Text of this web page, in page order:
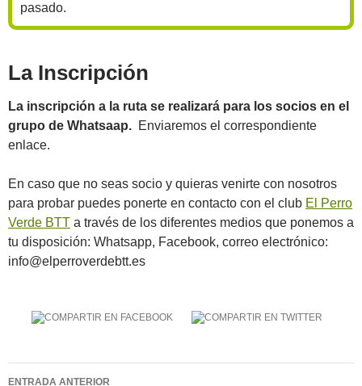
pasado.
La Inscripción
La inscripción a la ruta se realizará para los socios en el
grupo de Whatsaap. Enviaremos el correspondiente
enlace.
En caso que no seas socio y quieras venirte con nosotros
para probar puedes ponerte en contacto con el club El Perro
Verde BTT a través de los diferentes medios que ponemos a
tu disposición: Whatsapp, Facebook, correo electrónico:
info@elperroverdebtt.es
Navegación
ENTRADA ANTERIOR